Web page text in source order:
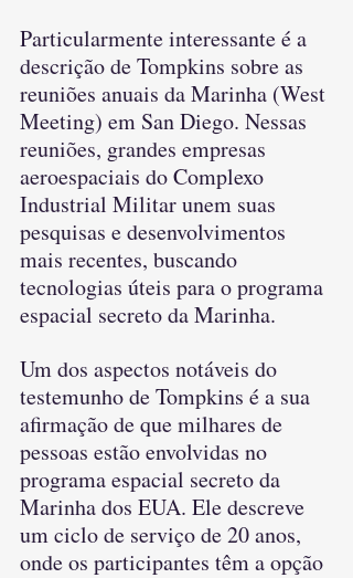
Particularmente interessante é a
descrição de Tompkins sobre as
reuniões anuais da Marinha (West
Meeting) em San Diego. Nessas
reuniões, grandes empresas
aeroespaciais do Complexo
Industrial Militar unem suas
pesquisas e desenvolvimentos
mais recentes, buscando
tecnologias úteis para o programa
espacial secreto da Marinha.
Um dos aspectos notáveis ​​do
testemunho de Tompkins é a sua
afirmação de que milhares de
pessoas estão envolvidas no
programa espacial secreto da
Marinha dos EUA. Ele descreve
um ciclo de serviço de 20 anos,
onde os participantes têm a opção